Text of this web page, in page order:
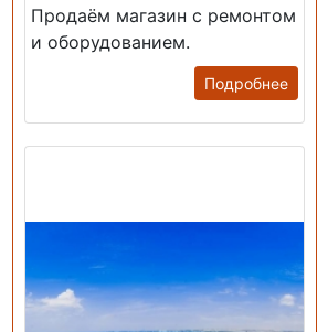
Продаём магазин с ремонтом
и оборудованием.
Подробнее